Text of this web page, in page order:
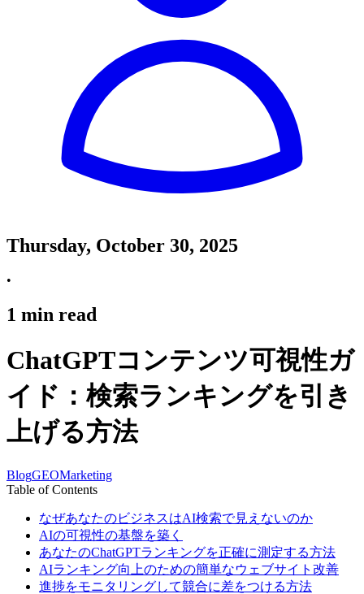
Thursday, October 30, 2025
•
1 min read
ChatGPTコンテンツ可視性ガ
イド：検索ランキングを引き
上げる方法
BlogGEOMarketing
Table of Contents
なぜあなたのビジネスはAI検索で見えないのか
AIの可視性の基盤を築く
あなたのChatGPTランキングを正確に測定する方法
AIランキング向上のための簡単なウェブサイト改善
進捗をモニタリングして競合に差をつける方法